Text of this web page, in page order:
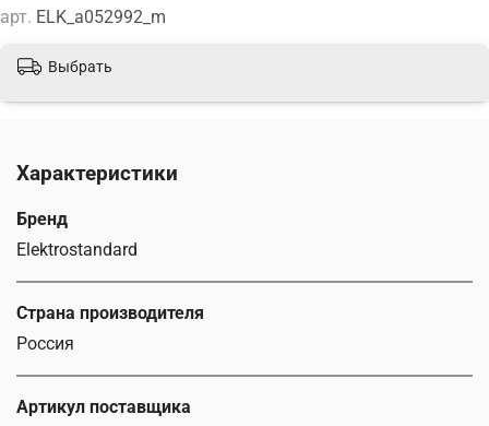
арт. ELK_a052992_m
Выбрать
Характеристики
Бренд
Elektrostandard
Страна производителя
Россия
Артикул поставщика